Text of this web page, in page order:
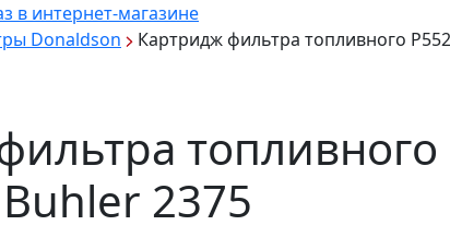
в интернет-магазине
Donaldson Картридж фильтра топливного
топливного
2375